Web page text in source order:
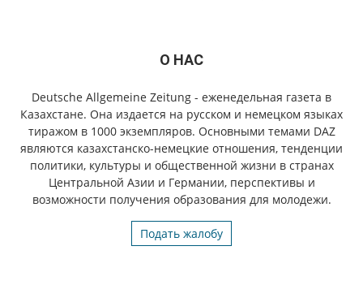
О НАС
Deutsche Allgemeine Zeitung - еженедельная газета в
Казахстане. Она издается на русском и немецком языках
тиражом в 1000 экземпляров. Основными темами DAZ
являются казахстанско-немецкие отношения, тенденции
политики, культуры и общественной жизни в странах
Центральной Азии и Германии, перспективы и
возможности получения образования для молодежи.
Подать жалобу